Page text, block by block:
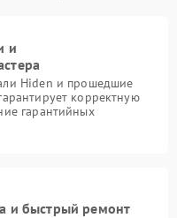
и
Hiden и прошедшие
корректную
гарантийных
и быстрый ремонт